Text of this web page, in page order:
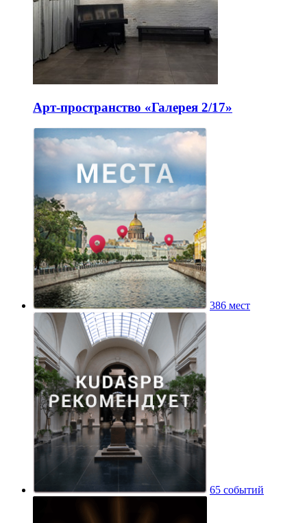
Арт-пространство «Галерея 2/17»
386 мест
65 событий